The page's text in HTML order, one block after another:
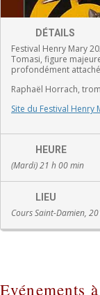
DÉTAILS
Festival Henry Mary
Tomasi, figure
profondément
Raphaël Horrach,
Site du Festival Henry
HEURE
(Mardi) 21 h 00 min
LIEU
Cours Saint-Damien,
Evénements